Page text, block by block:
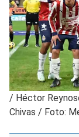
/ Héctor
Chivas / Foto: